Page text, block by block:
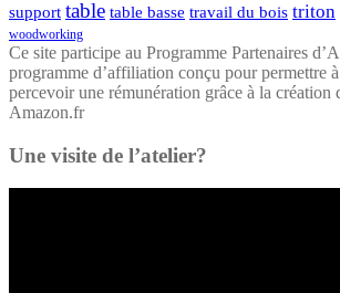
support table table basse travail du bois triton
woodworking
Ce site participe au Programme Partenaires
programme d’affiliation conçu pour permettre à
percevoir une rémunération grâce à la création
Amazon.fr
Une visite de l’atelier?